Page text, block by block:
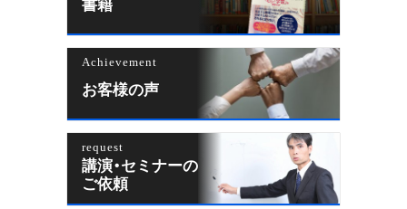
Achievement
お客様の声
request
講演・セミナーの
ご依頼